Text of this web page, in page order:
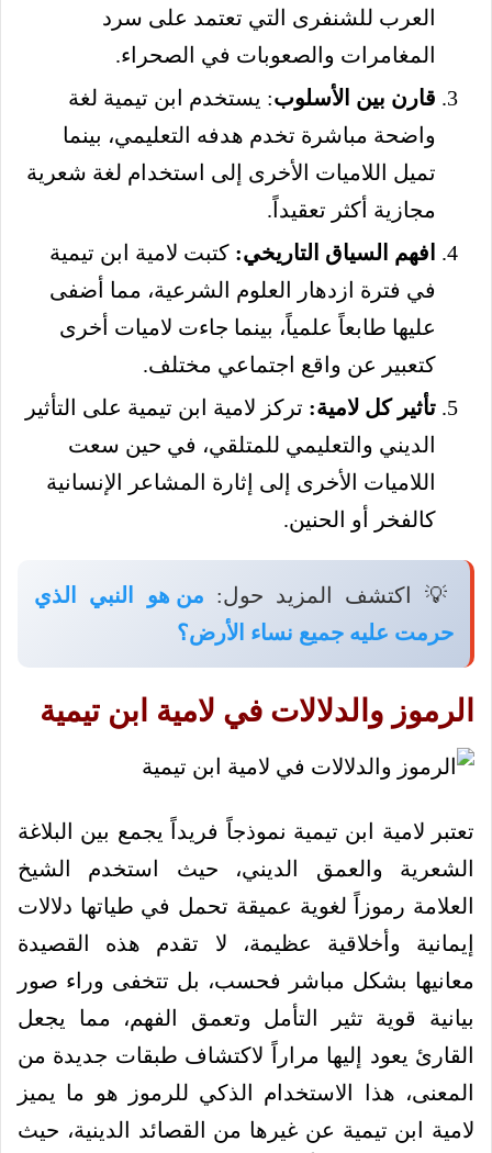
العرب للشنفرى التي تعتمد على سرد
المغامرات والصعوبات في الصحراء.
قارن بين الأسلوب: يستخدم ابن تيمية لغة
واضحة مباشرة تخدم هدفه التعليمي، بينما
تميل اللاميات الأخرى إلى استخدام لغة شعرية
مجازية أكثر تعقيداً.
افهم السياق التاريخي: كتبت لامية ابن تيمية
في فترة ازدهار العلوم الشرعية، مما أضفى
عليها طابعاً علمياً، بينما جاءت لاميات أخرى
كتعبير عن واقع اجتماعي مختلف.
تأثير كل لامية: تركز لامية ابن تيمية على التأثير
الديني والتعليمي للمتلقي، في حين سعت
اللاميات الأخرى إلى إثارة المشاعر الإنسانية
كالفخر أو الحنين.
💡 اكتشف المزيد حول: من هو النبي الذي
حرمت عليه جميع نساء الأرض؟
الرموز والدلالات في لامية ابن تيمية
تعتبر لامية ابن تيمية نموذجاً فريداً يجمع بين البلاغة
الشعرية والعمق الديني، حيث استخدم الشيخ
العلامة رموزاً لغوية عميقة تحمل في طياتها دلالات
إيمانية وأخلاقية عظيمة، لا تقدم هذه القصيدة
معانيها بشكل مباشر فحسب، بل تتخفى وراء صور
بيانية قوية تثير التأمل وتعمق الفهم، مما يجعل
القارئ يعود إليها مراراً لاكتشاف طبقات جديدة من
المعنى، هذا الاستخدام الذكي للرموز هو ما يميز
لامية ابن تيمية عن غيرها من القصائد الدينية، حيث